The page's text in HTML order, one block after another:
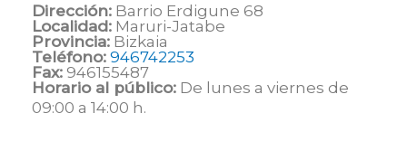
Dirección: Barrio Erdigune 68
Localidad: Maruri-Jatabe
Provincia: Bizkaia
Teléfono: 946742253
Fax: 946155487
Horario al público: De lunes a viernes de
09:00 a 14:00 h.